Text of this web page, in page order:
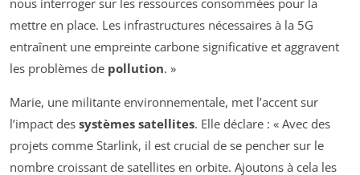
mettre en place. Les infrastructures nécessaires à la 5G
entraînent une empreinte carbone significative et aggravent
les problèmes de pollution. »
Marie, une militante environnementale, met l’accent sur
l’impact des systèmes satellites. Elle déclare : « Avec des
projets comme Starlink, il est crucial de se pencher sur le
nombre croissant de satellites en orbite. Ajoutons à cela les